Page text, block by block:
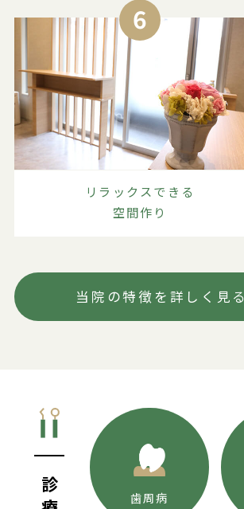
6
リラックスできる
空間作り
当院の特徴を詳しく見る
歯周病